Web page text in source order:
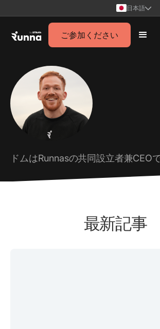
日本語
ご参加ください
ドムはRunnasの共同設立者兼CEOで
最新記事